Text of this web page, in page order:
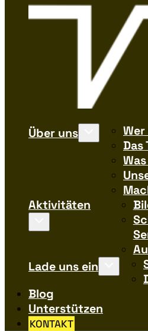
Über uns
Das
Aktivitäten
Lade uns ein
Blog
Unterstützen
KONTAKT